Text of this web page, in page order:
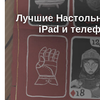
Лучшие
iPad и